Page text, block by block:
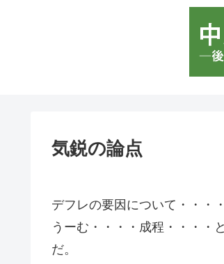
気鋭の論点
デフレの要因について・・・・
うーむ・・・・成程・・・・
だ。